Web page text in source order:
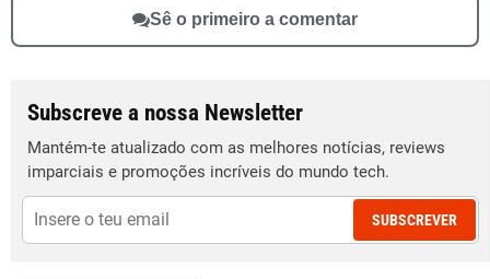
Sê o primeiro a comentar
Subscreve a nossa Newsletter
Mantém-te atualizado com as melhores notícias, reviews
imparciais e promoções incríveis do mundo tech.
SUBSCREVER